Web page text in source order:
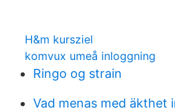
H&m kursziel
komvux umeå inloggning
Ringo og strain
Vad menas med äkthet